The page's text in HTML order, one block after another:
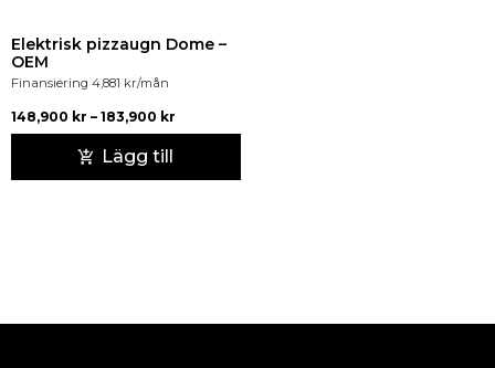
Elektrisk pizzaugn Dome –
OEM
Finansiering 4,881 kr/mån
148,900 kr – 183,900 kr
Lägg till